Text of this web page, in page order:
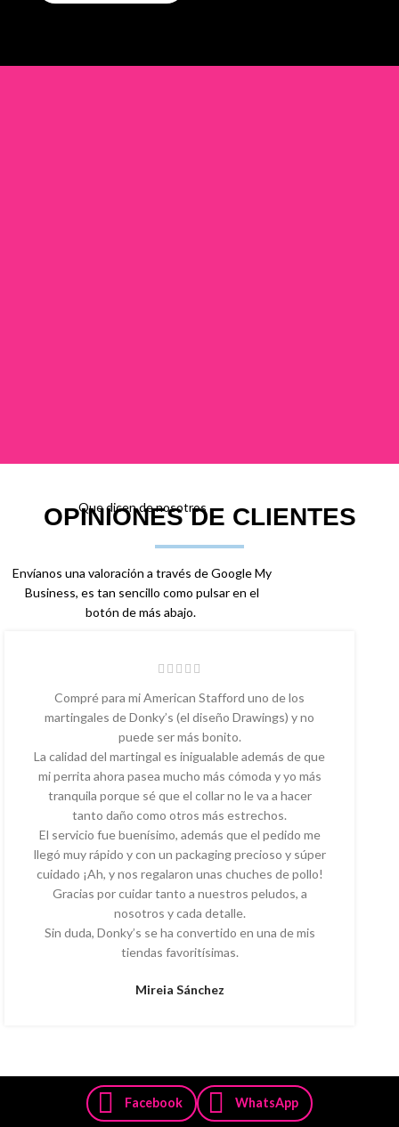
Que dicen de nosotros
OPINIONES DE CLIENTES
Envíanos una valoración a través de Google My
Business, es tan sencillo como pulsar en el
botón de más abajo.
Compré para mi American Stafford uno de los
martingales de Donky’s (el diseño Drawings) y no
puede ser más bonito.
La calidad del martingal es inigualable además de que
mi perrita ahora pasea mucho más cómoda y yo más
tranquila porque sé que el collar no le va a hacer
tanto daño como otros más estrechos.
El servicio fue buenísimo, además que el pedido me
llegó muy rápido y con un packaging precioso y súper
cuidado ¡Ah, y nos regalaron unas chuches de pollo!
Gracias por cuidar tanto a nuestros peludos, a
nosotros y cada detalle.
Sin duda, Donky’s se ha convertido en una de mis
tiendas favoritísimas.
Mireia Sánchez
Facebook WhatsApp